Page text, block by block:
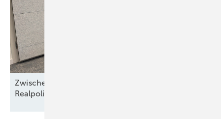
Zwischen Nordseewind und Berliner
Realpolitik